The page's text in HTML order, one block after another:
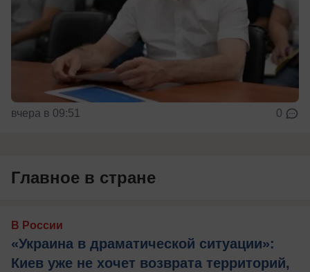
вчера в 09:51 0
Главное в стране
В России
«Украина в драматической ситуации»:
Киев уже не хочет возврата территорий,